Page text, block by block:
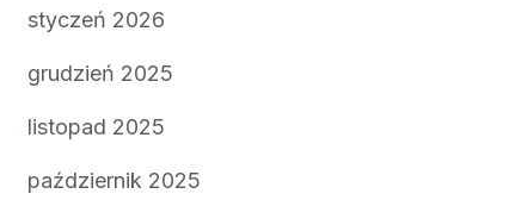
styczeń 2026
grudzień 2025
listopad 2025
październik 2025